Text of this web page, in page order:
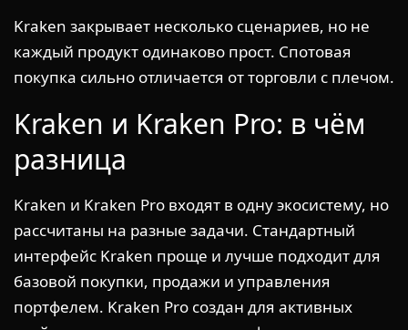
Kraken закрывает несколько сценариев, но не
каждый продукт одинаково прост. Спотовая
покупка сильно отличается от торговли с плечом.
Kraken и Kraken Pro: в чём
разница
Kraken и Kraken Pro входят в одну экосистему, но
рассчитаны на разные задачи. Стандартный
интерфейс Kraken проще и лучше подходит для
базовой покупки, продажи и управления
портфелем. Kraken Pro создан для активных